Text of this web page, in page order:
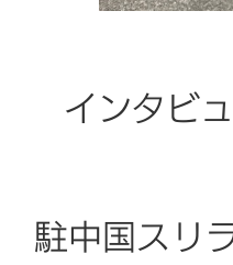
インタビ
駐中国スリ